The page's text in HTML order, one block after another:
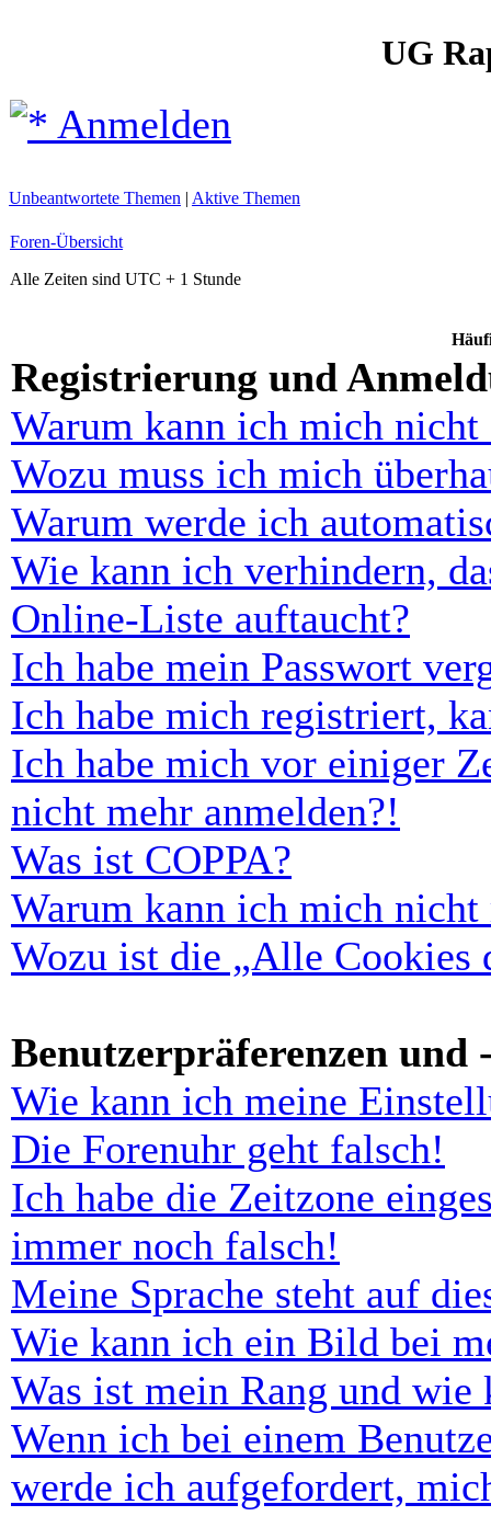
UG
Anmelden
Unbeantwortete Themen | Aktive Themen
Foren-Übersicht
Alle Zeiten sind UTC + 1 Stunde
Registrierung und
Warum kann ich mich nicht
Wozu muss ich mich
Warum werde ich
Wie kann ich verhindern,
Online-Liste auftaucht?
Ich habe mein Passwort
Ich habe mich registriert,
Ich habe mich vor einiger
nicht mehr anmelden?!
Was ist COPPA?
Warum kann ich mich nicht
Wozu ist die „Alle Cookies
Benutzerpräferenzen und
Wie kann ich meine
Die Forenuhr geht falsch!
Ich habe die Zeitzone
immer noch falsch!
Meine Sprache steht auf
Wie kann ich ein Bild bei
Was ist mein Rang und wie
Wenn ich bei einem
werde ich aufgefordert,